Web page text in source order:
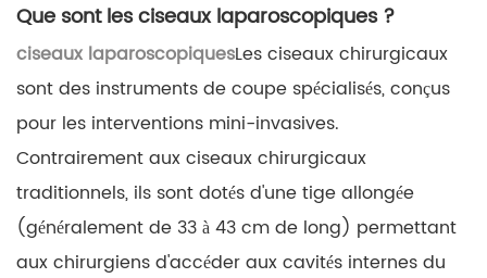
Que sont les ciseaux laparoscopiques ?
ciseaux laparoscopiquesLes ciseaux chirurgicaux
sont des instruments de coupe spécialisés, conçus
pour les interventions mini-invasives.
Contrairement aux ciseaux chirurgicaux
traditionnels, ils sont dotés d'une tige allongée
(généralement de 33 à 43 cm de long) permettant
aux chirurgiens d'accéder aux cavités internes du